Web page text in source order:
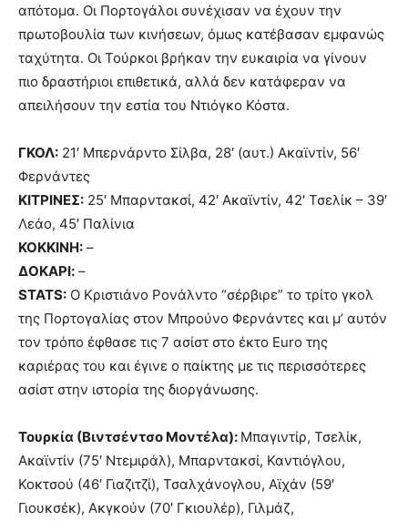
απότομα. Οι Πορτογάλοι συνέχισαν να έχουν την
πρωτοβουλία των κινήσεων, όμως κατέβασαν εμφανώς
ταχύτητα. Οι Τούρκοι βρήκαν την ευκαιρία να γίνουν
πιο δραστήριοι επιθετικά, αλλά δεν κατάφεραν να
απειλήσουν την εστία του Ντιόγκο Κόστα.
ΓΚΟΛ: 21′ Μπερνάρντο Σίλβα, 28′ (αυτ.) Ακαϊντίν, 56′
Φερνάντες
ΚΙΤΡΙΝΕΣ: 25′ Μπαρντακσί, 42′ Ακαϊντίν, 42′ Τσελίκ – 39′
Λεάο, 45′ Παλίνια
ΚΟΚΚΙΝΗ: –
ΔΟΚΑΡΙ: –
STATS: Ο Κριστιάνο Ρονάλντο “σέρβιρε” το τρίτο γκολ
της Πορτογαλίας στον Μπρούνο Φερνάντες και μ’ αυτόν
τον τρόπο έφθασε τις 7 ασίστ στο έκτο Euro της
καριέρας του και έγινε ο παίκτης με τις περισσότερες
ασίστ στην ιστορία της διοργάνωσης.
Τουρκία (Βιντσέντσο Μοντέλα): Μπαγιντίρ, Τσελίκ,
Ακαϊντίν (75′ Ντεμιράλ), Μπαρντακσί, Καντιόγλου,
Κοκτσού (46′ Γιαζιτζί), Τσαλχάνογλου, Αϊχάν (59′
Γιουκσέκ), Ακγκούν (70′ Γκιουλέρ), Γιλμάζ,